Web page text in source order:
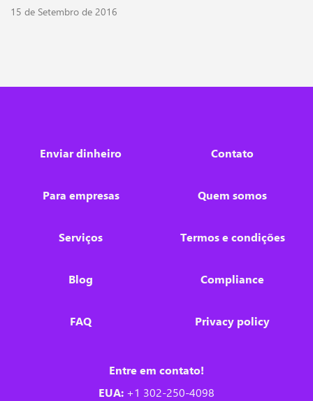
15 de Setembro de 2016
Enviar dinheiro
Para empresas
Serviços
Blog
FAQ
Contato
Quem somos
Termos e condições
Compliance
Privacy policy
Entre em contato!
EUA: +1 302-250-4098